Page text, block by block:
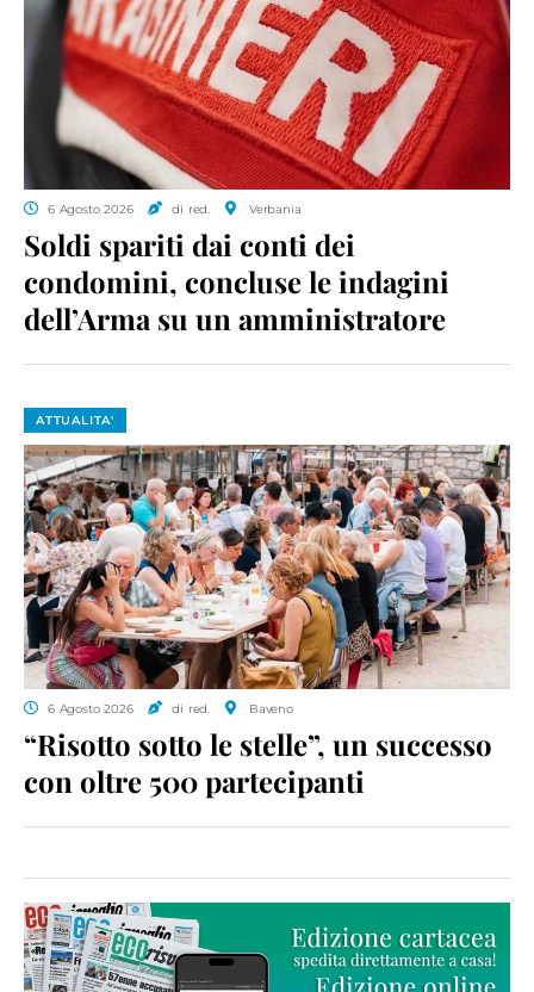
6 Agosto 2026 di red. Verbania
Soldi spariti dai conti dei
condomini, concluse le indagini
dell’Arma su un amministratore
ATTUALITA'
6 Agosto 2026 di red. Baveno
“Risotto sotto le stelle”, un successo
con oltre 500 partecipanti